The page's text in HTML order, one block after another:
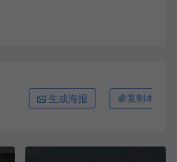
生成海报 复制本文链